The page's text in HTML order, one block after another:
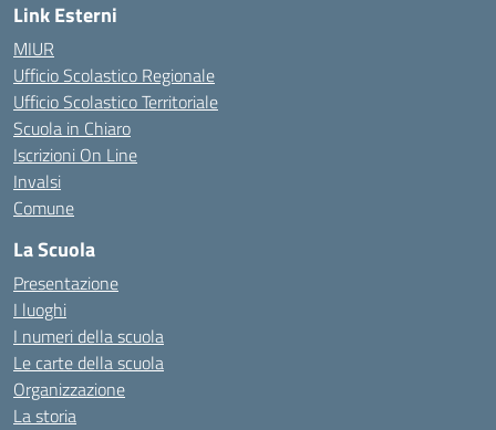
Link Esterni
MIUR
Ufficio Scolastico Regionale
Ufficio Scolastico Territoriale
Scuola in Chiaro
Iscrizioni On Line
Invalsi
Comune
La Scuola
Presentazione
I luoghi
I numeri della scuola
Le carte della scuola
Organizzazione
La storia